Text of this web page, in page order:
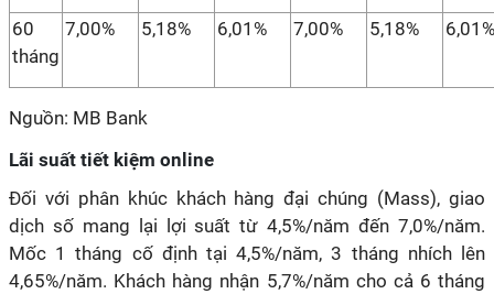
60
tháng
7,00% 5,18% 6,01% 7,00% 5,18% 6,01%
Nguồn: MB Bank
Lãi suất tiết kiệm online
Đối với phân khúc khách hàng đại chúng (Mass), giao
dịch số mang lại lợi suất từ 4,5%/năm đến 7,0%/năm.
Mốc 1 tháng cố định tại 4,5%/năm, 3 tháng nhích lên
4,65%/năm. Khách hàng nhận 5,7%/năm cho cả 6 tháng